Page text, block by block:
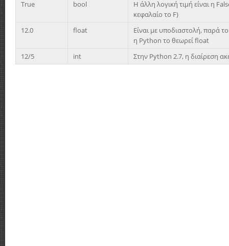
True
bool
Η άλλη λογική τιμή είναι η
κεφαλαίο το F)
12.0
float
Είναι με υποδιαστολή, παρά
η Python το θεωρεί float
12/5
int Στην Python 2.7, η διαίρεση